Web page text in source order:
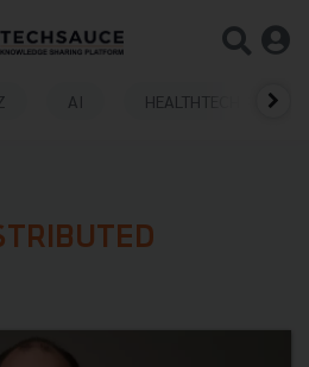
AI HEALTHTECH